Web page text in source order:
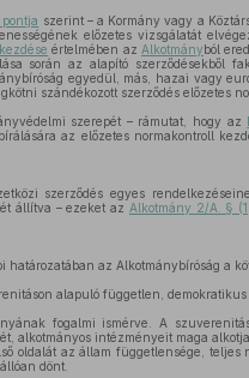
pontja szerint – a Kormány vagy a
előzetes vizsgálatát
értelmében az Alkotmányból
során az alapító szerződésekből
egyedül, más, hazai vagy
szándékozott szerződés előzetes
szerepét – rámutat, hogy az
az előzetes normakontroll
szerződés egyes
állítva – ezeket az Alkotmány 2/A. §
az Alkotmánybíróság a
alapuló független,
fogalmi ismérve. A
alkotmányos intézményeit maga
oldalát az állam függetlensége, teljes
dönt.